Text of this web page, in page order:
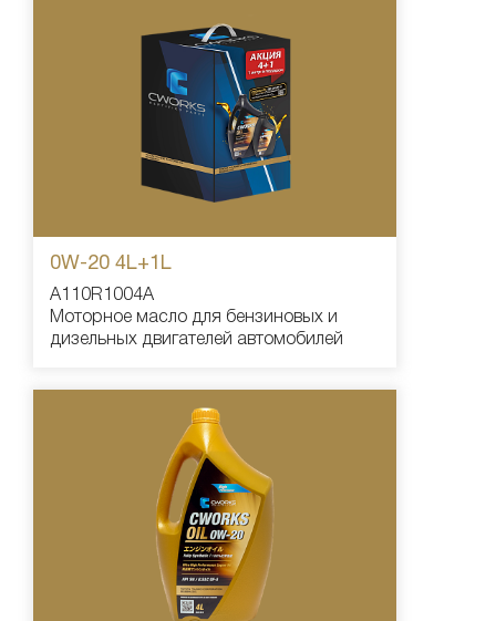
0W-20 4L+1L
A110R1004A
Моторное масло для бензиновых и
дизельных двигателей автомобилей